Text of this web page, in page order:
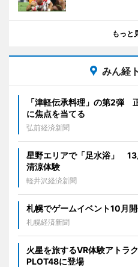
もっと
みん経
「津軽伝承料理」の第2弾
に焦点を当てる
弘前経済新聞
星野エリアで「足水浴」 13
清涼体験
軽井沢経済新聞
札幌でゲームイベント10月
札幌経済新聞
火星を旅するVR体験アトラ
PLOT48に登場